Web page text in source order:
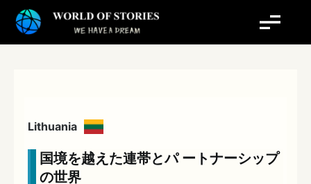
Lithuania
国境を越えた連帯とパ ートナーシップ
の世界